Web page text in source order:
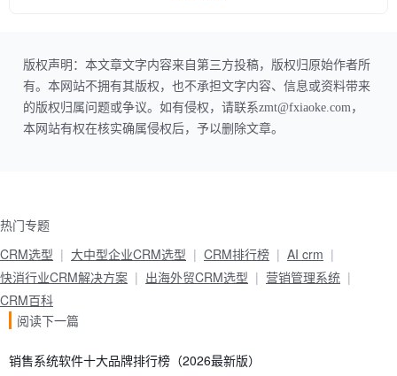
版权声明：本文章文字内容来自第三方投稿，版权归原始作者所
有。本网站不拥有其版权，也不承担文字内容、信息或资料带来
的版权归属问题或争议。如有侵权，请联系zmt@fxiaoke.com，
本网站有权在核实确属侵权后，予以删除文章。
热门专题
CRM选型
大中型企业CRM选型 CRM排行榜
AI crm
快消行业CRM解决方案
出海外贸CRM选型
营销管理系统
CRM百科
阅读下一篇
销售系统软件十大品牌排行榜（2026最新版）